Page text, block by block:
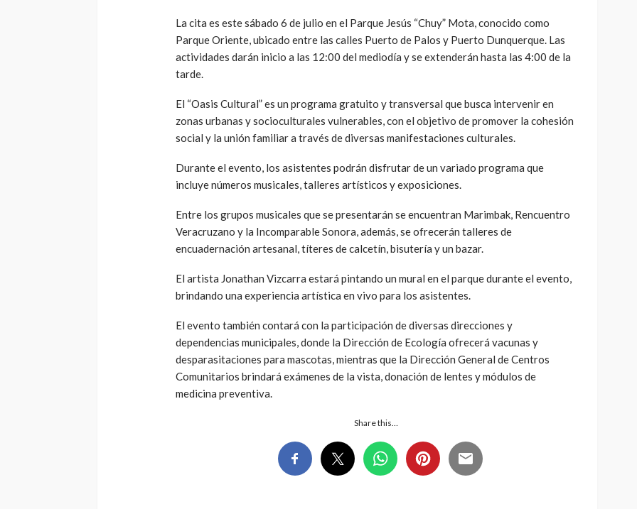
La cita es este sábado 6 de julio en el Parque Jesús “Chuy” Mota, conocido como
Parque Oriente, ubicado entre las calles Puerto de Palos y Puerto Dunquerque. Las
actividades darán inicio a las 12:00 del mediodía y se extenderán hasta las 4:00 de la
tarde.
El “Oasis Cultural” es un programa gratuito y transversal que busca intervenir en
zonas urbanas y socioculturales vulnerables, con el objetivo de promover la cohesión
social y la unión familiar a través de diversas manifestaciones culturales.
Durante el evento, los asistentes podrán disfrutar de un variado programa que
incluye números musicales, talleres artísticos y exposiciones.
Entre los grupos musicales que se presentarán se encuentran Marimbak, Rencuentro
Veracruzano y la Incomparable Sonora, además, se ofrecerán talleres de
encuadernación artesanal, títeres de calcetín, bisutería y un bazar.
El artista Jonathan Vizcarra estará pintando un mural en el parque durante el evento,
brindando una experiencia artística en vivo para los asistentes.
El evento también contará con la participación de diversas direcciones y
dependencias municipales, donde la Dirección de Ecología ofrecerá vacunas y
desparasitaciones para mascotas, mientras que la Dirección General de Centros
Comunitarios brindará exámenes de la vista, donación de lentes y módulos de
medicina preventiva.
Share this…